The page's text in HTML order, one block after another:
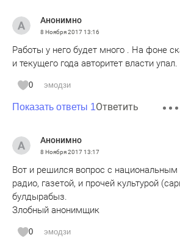
Анонимно
8 Ноября 201713:16
Работы у него будет много . На фоне
и текущего года авторитет власти упал.
0 эмодзи
Показать ответы 1Ответить
Анонимно
8 Ноября 201713:17
Вот и решился вопрос с национальным
радио, газетой, и прочей культурой
булдырабыз.
Злобный анонимщик
0 эмодзи